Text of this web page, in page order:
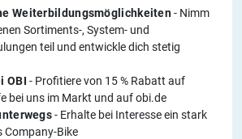
Weiterbildungsmöglichkeiten- Nimm
Sortiments-, System- und
teil und entwickle dich stetig
OBI - Profitiere von 15 % Rabatt auf
bei uns im Markt und auf obi.de
- Erhalte bei Interesse ein stark
Company-Bike